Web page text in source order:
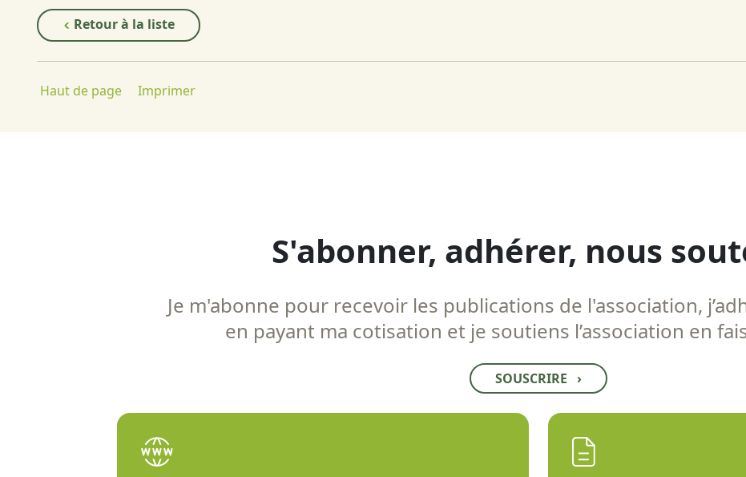
Retour à la liste
Haut de page Imprimer
S'abonner, adhérer, nous
Je m'abonne pour recevoir les publications de l'association,
en payant ma cotisation et je soutiens l’association en
SOUSCRIRE ›